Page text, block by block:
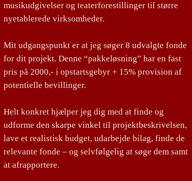
musikudgivelser og teaterforestillinger til større
nyetablerede virksomheder.
Mit udgangspunkt er at jeg søger 8 udvalgte fonde
for dit projekt. Denne “pakkeløsning” har en fast
pris på 2000,- i opstartsgebyr + 15% provision af
potentielle bevillinger.
Helt konkret hjælper jeg dig med at finde og
udforme den skarpe vinkel til projektbeskrivelsen,
lave et realistisk budget, udarbejde bilag, finde de
relevante fonde – og selvfølgelig at søge dem samt
at afrapportere.